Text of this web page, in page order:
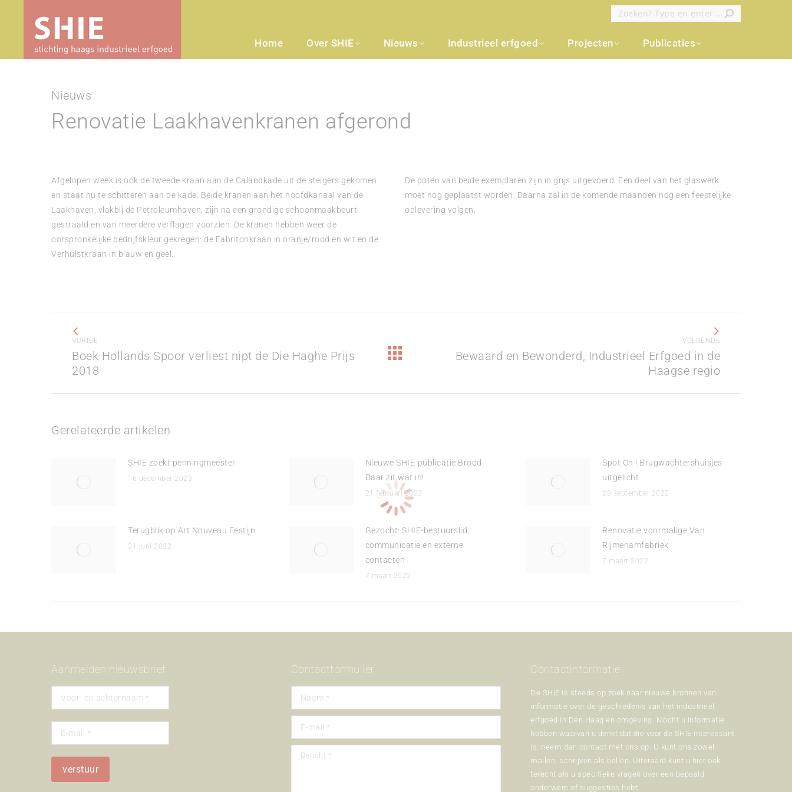
Zoeken:
Home Over SHIE Nieuws Industrieel erfgoed Projecten Publicaties
Nieuws
Renovatie Laakhavenkranen afgerond
Afgelopen week is ook de tweede kraan aan de Calandkade uit de steigers gekomen
en staat nu te schitteren aan de kade. Beide kranen aan het hoofdkanaal van de
Laakhaven, vlakbij de Petroleumhaven, zijn na een grondige schoonmaakbeurt
gestraald en van meerdere verflagen voorzien. De kranen hebben weer de
oorspronkelijke bedrijfskleur gekregen: de Fabritonkraan in oranje/rood en wit en de
Verhulstkraan in blauw en geel.
De poten van beide exemplaren zijn in grijs uitgevoerd. Een deel van het glaswerk
moet nog geplaatst worden. Daarna zal in de komende maanden nog een feestelijke
oplevering volgen.
navigatie
VORIGE
Vorig
bericht
Boek Hollands Spoor verliest nipt de Die Haghe Prijs
2018
VOLGENDE
Bewaard en Bewonderd, Industrieel Erfgoed in de
Haagse regio
Gerelateerde artikelen
SHIE zoekt penningmeester
16 december 2023
Nieuwe SHIE-publicatie Brood.
Daar zit wat in!
21 februari 2023
Spot On ! Brugwachtershuisjes
uitgelicht
28 september 2022
Terugblik op Art Nouveau Festijn
21 juni 2022
Gezocht: SHIE-bestuurslid,
communicatie en externe
contacten
7 maart 2022
Renovatie voormalige Van
Rijmenamfabriek
7 maart 2022
Aanmelden nieuwsbrief Contactformulier
Naam *
E-mail *
Bericht *
Contactinformatie
De SHIE is steeds op zoek naar nieuwe bronnen van
informatie over de geschiedenis van het industrieel
erfgoed in Den Haag en omgeving. Mocht u informatie
hebben waarvan u denkt dat die voor de SHIE interessant
is, neem dan contact met ons op. U kunt ons zowel
mailen, schrijven als bellen. Uiteraard kunt u hier ook
terecht als u specifieke vragen over een bepaald
onderwerp of suggesties hebt.